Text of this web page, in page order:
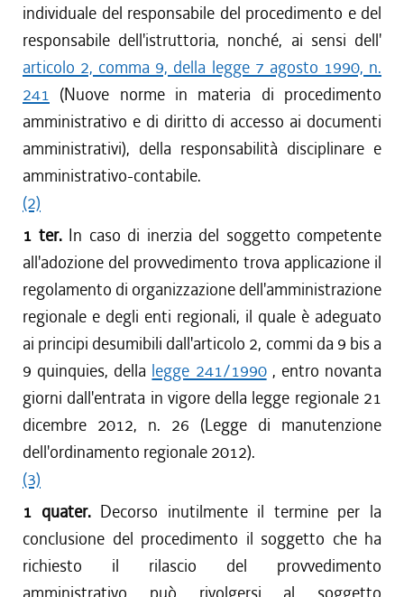
individuale del responsabile del procedimento e del
responsabile dell'istruttoria, nonché, ai sensi dell'
articolo 2, comma 9, della legge 7 agosto 1990, n.
241 (Nuove norme in materia di procedimento
amministrativo e di diritto di accesso ai documenti
amministrativi), della responsabilità disciplinare e
amministrativo-contabile.
(2)
1 ter. In caso di inerzia del soggetto competente
all'adozione del provvedimento trova applicazione il
regolamento di organizzazione dell'amministrazione
regionale e degli enti regionali, il quale è adeguato
ai principi desumibili dall'articolo 2, commi da 9 bis a
9 quinquies, della legge 241/1990, entro novanta
giorni dall'entrata in vigore della legge regionale 21
dicembre 2012, n. 26 (Legge di manutenzione
dell'ordinamento regionale 2012).
(3)
1 quater. Decorso inutilmente il termine per la
conclusione del procedimento il soggetto che ha
richiesto il rilascio del provvedimento